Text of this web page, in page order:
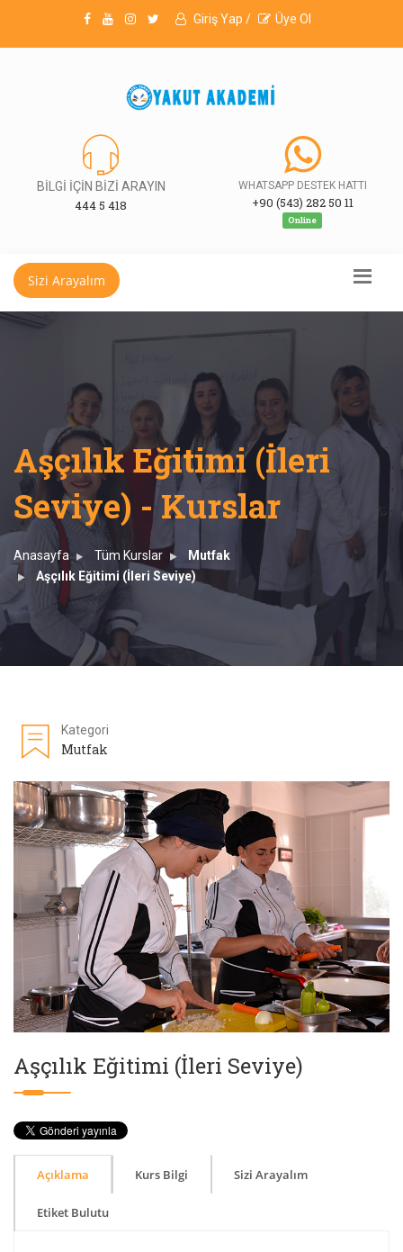
Giriş Yap / Üye Ol
BİLGİ İÇİN BİZİ ARAYIN
444 5 418
WHATSAPP DESTEK HATTI
+90 (543) 282 50 11
Online
Sizi Arayalım
Aşçılık Eğitimi (İleri
Seviye) - Kurslar
Anasayfa Tüm Kurslar
Mutfak
Aşçılık Eğitimi (İleri Seviye)
Kategori
Mutfak
Aşçılık Eğitimi (İleri Seviye)
Açıklama Kurs Bilgi Sizi Arayalım
Etiket Bulutu